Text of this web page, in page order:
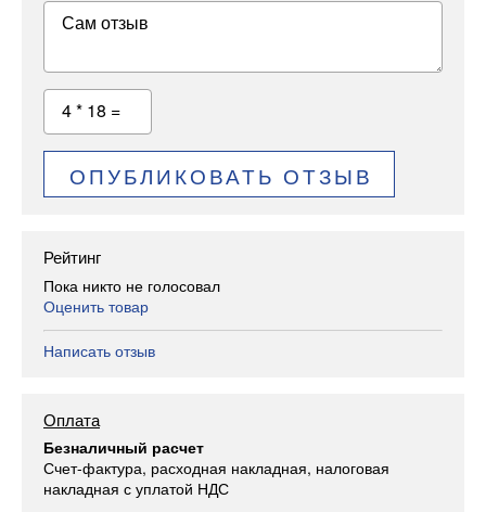
Сам отзыв
4 * 18 =
ОПУБЛИКОВАТЬ ОТЗЫВ
Рейтинг
Пока никто не голосовал
Оценить товар
Написать отзыв
Оплата
Безналичный расчет
Счет-фактура, расходная накладная, налоговая
накладная с уплатой НДС